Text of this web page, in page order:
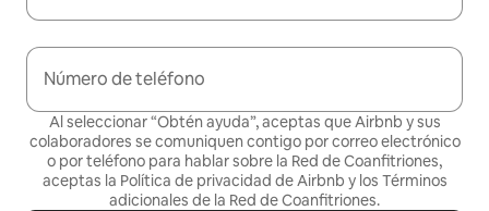
Número de teléfono
Al seleccionar “Obtén ayuda”, aceptas que Airbnb y sus
colaboradores se comuniquen contigo por correo electrónico
o por teléfono para hablar sobre la Red de Coanfitriones,
aceptas la Política de privacidad de Airbnb y los Términos
adicionales de la Red de Coanfitriones.